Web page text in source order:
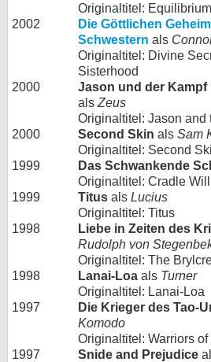
Originaltitel: Equilibrium
2002
Die Göttlichen
Schwestern als
Originaltitel: Divine
Sisterhood
2000
Jason und der
als Zeus
Originaltitel: Jason and
2000
Second Skin als Sam
Originaltitel: Second
1999
Das Schwankende
Originaltitel: Cradle
1999
Titus als Lucius
Originaltitel: Titus
1998
Liebe in Zeiten des
Rudolph von
Originaltitel: The
1998
Lanai-Loa als Turner
Originaltitel: Lanai-Loa
1997
Die Krieger des Tao-
Komodo
Originaltitel: Warriors of
1997
Snide and Prejudice